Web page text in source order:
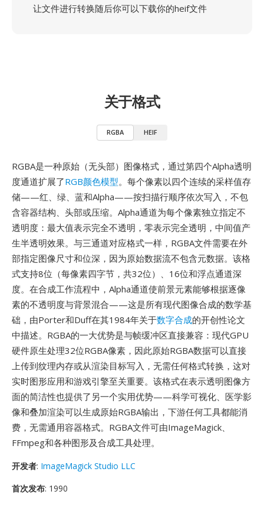
让文件进行转换随后你可以下载你的heif文件
关于格式
RGBA HEIF
RGBA是一种原始（无头部）图像格式，通过第四个Alpha透明
度通道扩展了RGB颜色模型。每个像素以四个连续的采样值存
储——红、绿、蓝和Alpha——按扫描行顺序依次写入，不包
含容器结构、头部或压缩。Alpha通道为每个像素独立指定不
透明度：最大值表示完全不透明，零表示完全透明，中间值产
生半透明效果。与三通道对应格式一样，RGBA文件需要在外
部指定图像尺寸和位深，因为原始数据流不包含元数据。该格
式支持8位（每像素四字节，共32位）、16位和浮点通道深
度。在合成工作流程中，Alpha通道使前景元素能够根据逐像
素的不透明度与背景混合——这是所有现代图像合成的数学基
础，由Porter和Duff在其1984年关于数字合成的开创性论文
中描述。RGBA的一大优势是与帧缓冲区直接兼容：现代GPU
硬件原生处理32位RGBA像素，因此原始RGBA数据可以直接
上传到纹理内存或从渲染目标写入，无需任何格式转换，这对
实时图形应用和游戏引擎至关重要。该格式在表示透明图像方
面的简洁性也提供了另一个实用优势——科学可视化、医学影
像和叠加渲染可以生成原始RGBA输出，下游任何工具都能消
费，无需通用容器格式。RGBA文件可由ImageMagick、
FFmpeg和各种图形及合成工具处理。
开发者: ImageMagick Studio LLC
首次发布: 1990